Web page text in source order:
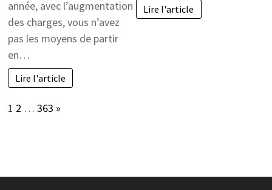
année, avec l’augmentation
des charges, vous n’avez
pas les moyens de partir
en…
Lire l'article
Lire l'article
Page:
1 2 … 363 Next
»